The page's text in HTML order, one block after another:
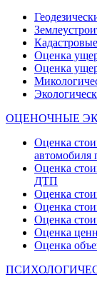
Оценка
Оценка
ОЦЕНОЧНЫЕ
Оценка
автомобиля
Оценка
ДТП
Оценка
Оценка
Оценка
Оценка
Оценка